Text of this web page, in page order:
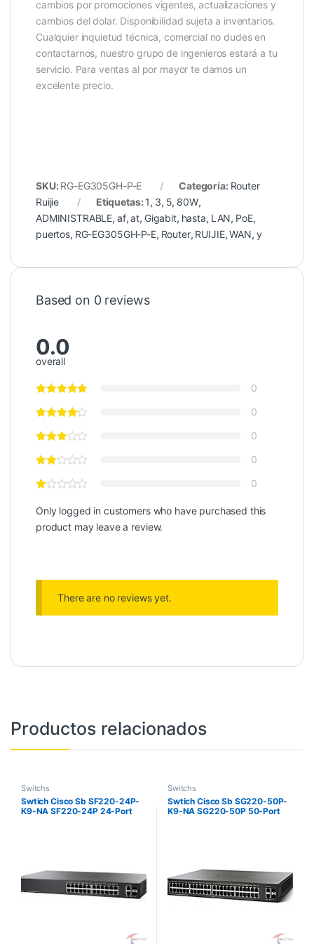
cambios por promociones vigentes, actualizaciones y
cambios del dolar. Disponibilidad sujeta a inventarios.
Cualquier inquietud técnica, comercial no dudes en
contactarnos, nuestro grupo de ingenieros estará a tu
servicio. Para ventas al por mayor te damos un
excelente precio.
SKU: RG-EG305GH-P-E Categoría: Router
Ruijie
Etiquetas: 1, 3, 5, 80W,
ADMINISTRABLE, af,at, Gigabit, hasta, LAN, PoE,
puertos, RG-EG305GH-P-E, Router, RUIJIE,WAN, y
Based on 0 reviews
0.0
overall
0
0
0
0
0
Only logged in customers who have purchased this
product may leave a review.
There are no reviews yet.
Productos relacionados
Switchs
Swtich Cisco Sb SF220-24P-
K9-NA SF220-24P 24-Port
Switchs
Swtich Cisco Sb SG220-50P-
K9-NA SG220-50P 50-Port